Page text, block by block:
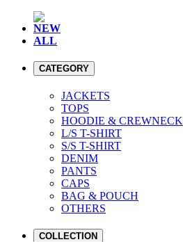
NEW
ALL
CATEGORY
JACKETS
TOPS
HOODIE & CREWNECK
L/S T-SHIRT
S/S T-SHIRT
DENIM
PANTS
CAPS
BAG & POUCH
OTHERS
COLLECTION